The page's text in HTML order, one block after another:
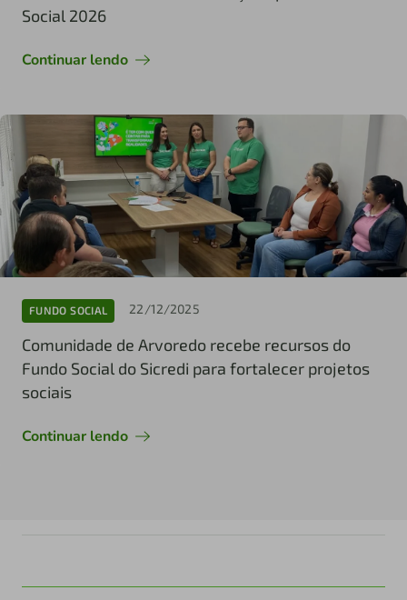
Social 2026
Continuar lendo
FUNDO SOCIAL 22/12/2025
Comunidade de Arvoredo recebe recursos do
Fundo Social do Sicredi para fortalecer projetos
sociais
Continuar lendo